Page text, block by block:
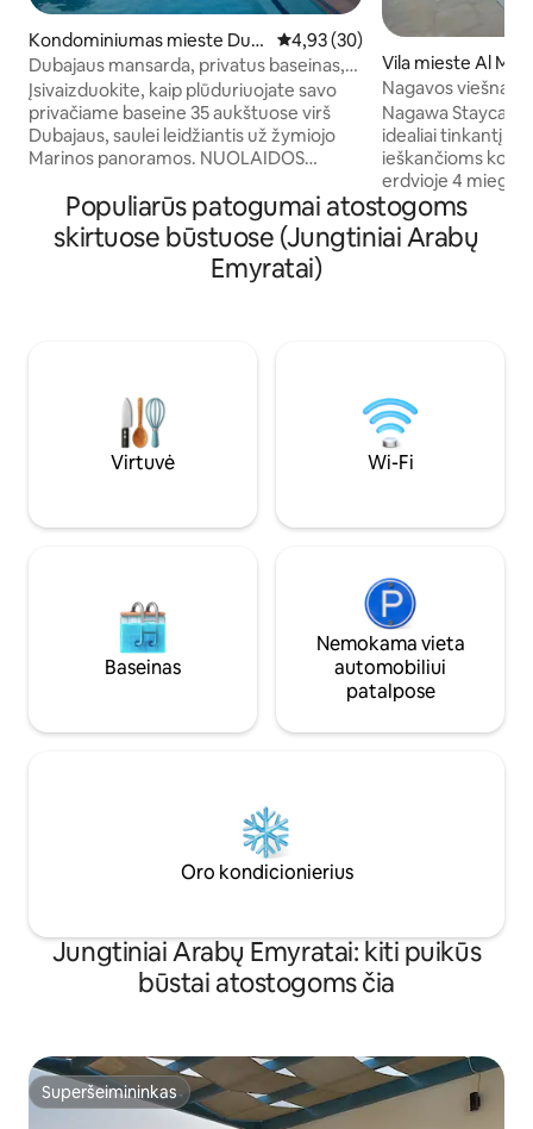
Kondominiumas mieste Dub
ai
Vidutinis įvertinimas: 4,93 iš 5,
4,93 (30)
Dubajaus mansarda, privatus baseinas,
tinka šeimai, 2 miegamieji
Įsivaizduokite, kaip plūduriuojate savo
privačiame baseine 35 aukštuose virš
Dubajaus, saulei leidžiantis už žymiojo
Marinos panoramos. NUOLAIDOS
VIEŠNAGĖMS Šis nuostabus 2
miegamųjų butas yra visiškai privatus, be
kaimynų, kurie galėtų matyti, ir suteikia
unikalią patirtį, kurią Dubajuje galima
Prekybos centras pirmame aukšte.
Vila mieste Al
Nagavos viešnagė
Nagawa
idealiai tinkantį
ieškančioms
erdvioje 4
baseinas,
papildo pilnai
vonios kambariai
nemokama
aikštelė.
Populiarūs patogumai atostogoms
skirtuose būstuose (Jungtiniai Arabų
Emyratai)
Virtuvė Wi-Fi
Baseinas
Nemokama vieta
automobiliui
patalpose
Oro kondicionierius
Jungtiniai Arabų Emyratai: kiti puikūs
būstai atostogoms čia
Superšeimininkas
Superšeimininkas